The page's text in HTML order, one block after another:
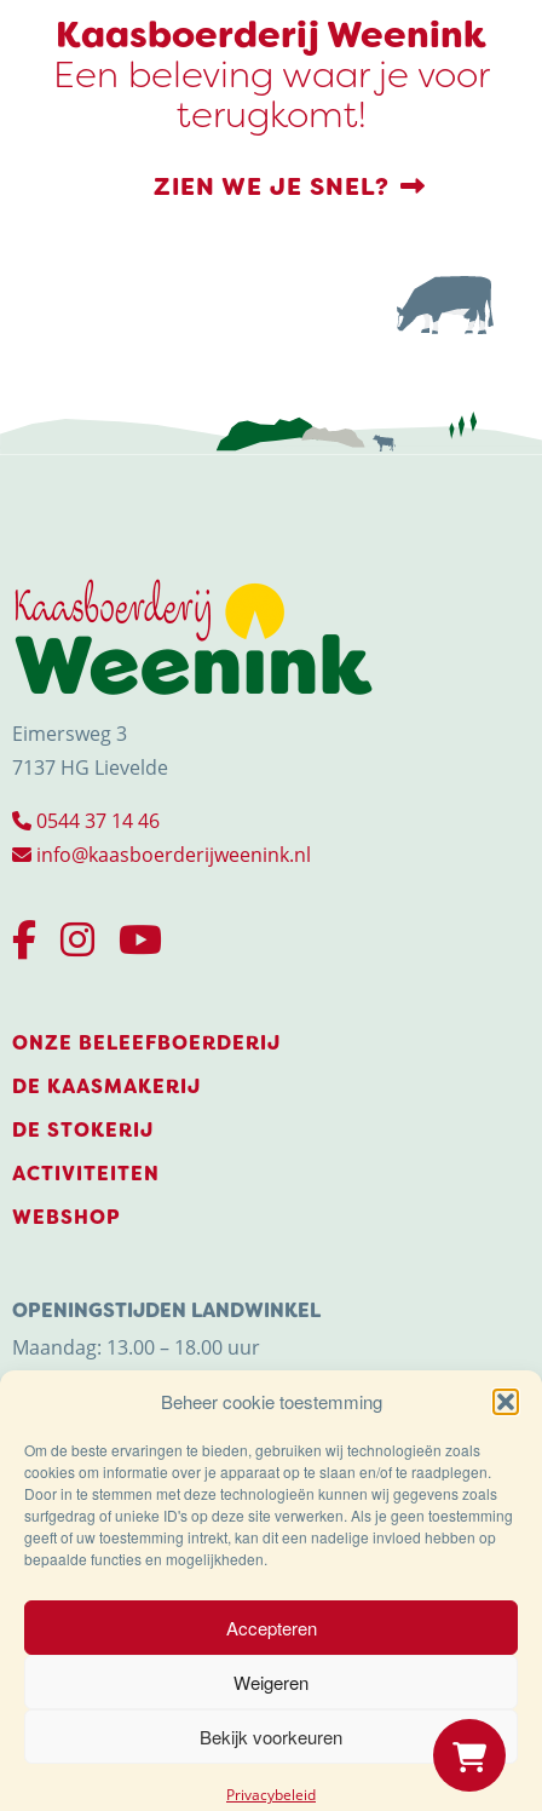
Beheer cookie toestemming
Om de beste ervaringen te bieden, gebruiken wij technologieën zoals
cookies om informatie over je apparaat op te slaan en/of te raadplegen.
Door in te stemmen met deze technologieën kunnen wij gegevens zoals
surfgedrag of unieke ID's op deze site verwerken. Als je geen toestemming
geeft of uw toestemming intrekt, kan dit een nadelige invloed hebben op
bepaalde functies en mogelijkheden.
Accepteren
Weigeren
Bekijk voorkeuren
Privacybeleid
Kaasboerderij Weenink
Een beleving waar je voor
terugkomt!
ZIEN WE JE SNEL?
Eimersweg 3
7137 HG Lievelde
0544 37 14 46
info@kaasboerderijweenink.nl
ONZE BELEEFBOERDERIJ
DE KAASMAKERIJ
DE STOKERIJ
ACTIVITEITEN
WEBSHOP
OPENINGSTIJDEN LANDWINKEL
Maandag: 13.00 – 18.00 uur
Zondag: 11.00 – 18.00 uur
© Kaasboerderij Weenink 2026 |
Verzending|Privacybeleid